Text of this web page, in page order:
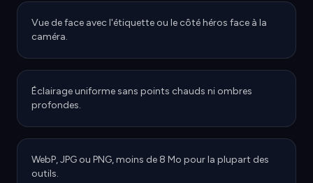
Vue de face avec l'étiquette ou le côté héros face à la
caméra.
Éclairage uniforme sans points chauds ni ombres
profondes.
WebP, JPG ou PNG, moins de 8 Mo pour la plupart des
outils.